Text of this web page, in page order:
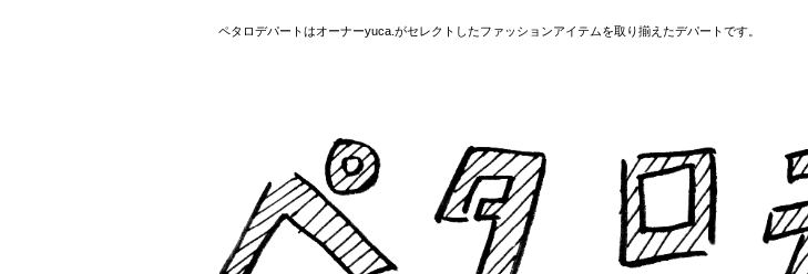
ペタロデパートはオーナーyuca.がセレクトしたファッションアイテムを取り揃えたデパートです。